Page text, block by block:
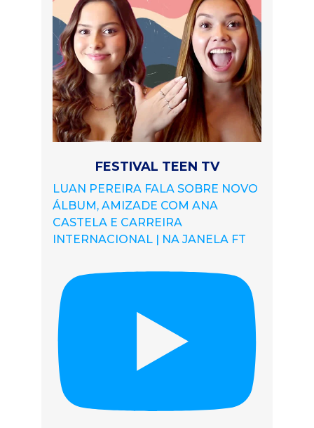
FESTIVAL TEEN TV
LUAN PEREIRA FALA SOBRE NOVO
ÁLBUM, AMIZADE COM ANA
CASTELA E CARREIRA
INTERNACIONAL | NA JANELA FT